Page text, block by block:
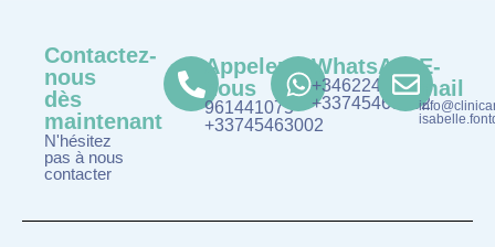
Contactez-
nous
dès
maintenant
N'hésitez
pas à nous
contacter
Appelez-
nous
961441075
+33745463002
WhatsApp
+34622481075
+33745463002
E-
mail